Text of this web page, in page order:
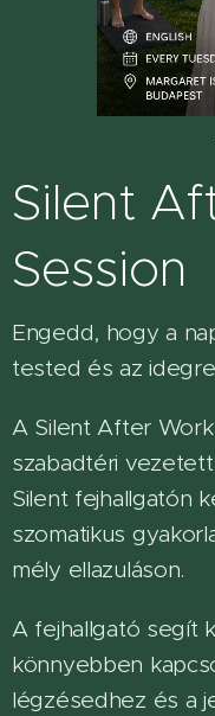
Silent
Session
Engedd, hogy a
tested és az
A Silent After
szabadtéri
Silent fejhallgatón
szomatikus
mély ellazuláson.
A fejhallgató segít
könnyebben
légzésedhez és a